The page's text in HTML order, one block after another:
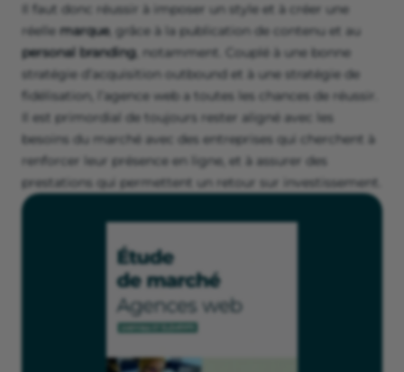
Il faut donc réussir à imposer un style et à créer une
réelle marque, grâce à la publication de contenu et au
personal branding, notamment. Couplé à une bonne
stratégie d’acquisition outbound et à une stratégie de
fidélisation, l’agence web a toutes les chances de réussir.
Il est primordial de toujours rester aligné avec les
besoins du marché avec des entreprises qui cherchent à
renforcer leur présence en ligne, et à assurer des
prestations qui permettent un retour sur investissement.